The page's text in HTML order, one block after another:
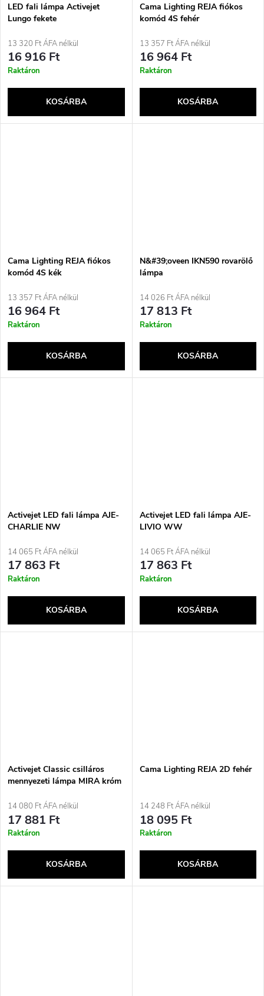
LED fali lámpa Activejet
Lungo fekete
13 320 Ft ÁFA nélkül
16 916 Ft
Raktáron
KOSÁRBA
Cama Lighting REJA fiókos
komód 4S fehér
13 357 Ft ÁFA nélkül
16 964 Ft
Raktáron
KOSÁRBA
Cama Lighting REJA fiókos
komód 4S kék
13 357 Ft ÁFA nélkül
16 964 Ft
Raktáron
KOSÁRBA
N&#39;oveen IKN590 rovarölő
lámpa
14 026 Ft ÁFA nélkül
17 813 Ft
Raktáron
KOSÁRBA
Activejet LED fali lámpa AJE-
CHARLIE NW
14 065 Ft ÁFA nélkül
17 863 Ft
Raktáron
KOSÁRBA
Activejet LED fali lámpa AJE-
LIVIO WW
14 065 Ft ÁFA nélkül
17 863 Ft
Raktáron
KOSÁRBA
Activejet Classic csilláros
mennyezeti lámpa MIRA króm
14 080 Ft ÁFA nélkül
17 881 Ft
Raktáron
KOSÁRBA
Cama Lighting REJA 2D fehér
14 248 Ft ÁFA nélkül
18 095 Ft
Raktáron
KOSÁRBA